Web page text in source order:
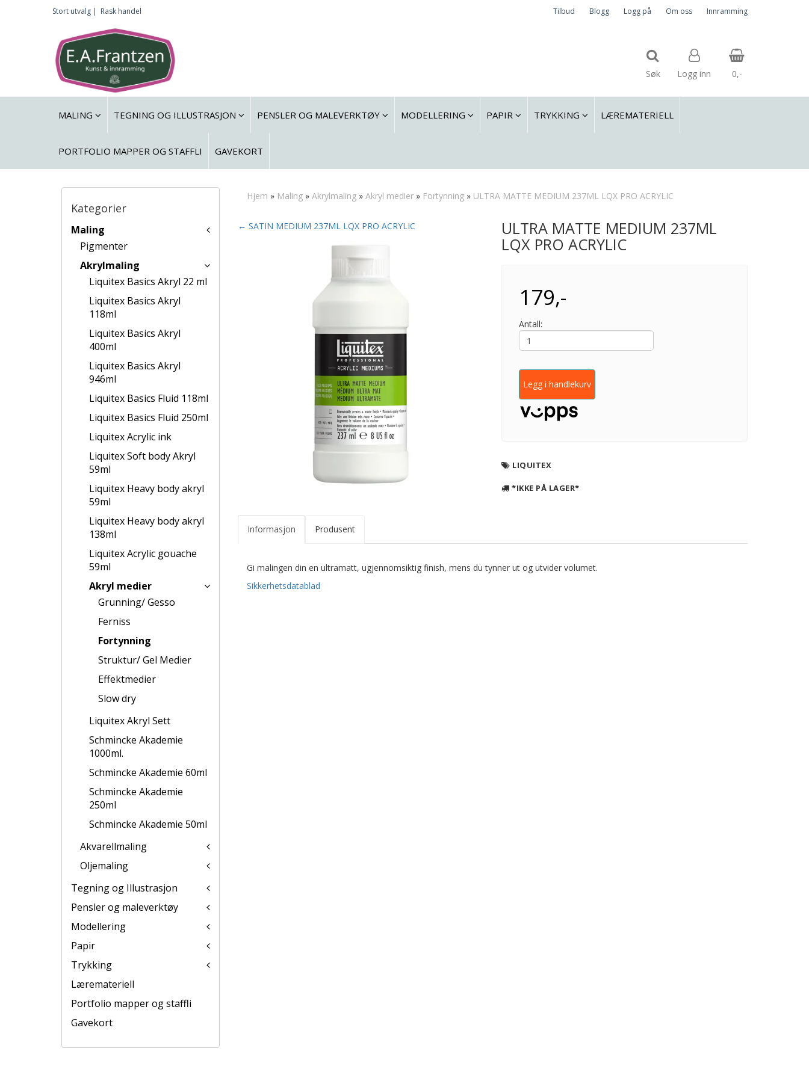
Stort utvalg | Rask handel Tilbud Blogg Logg på Om oss Innramming
Søk Logg inn 0,-
MALING TEGNING OG ILLUSTRASJON PENSLER OG MALEVERKTØY MODELLERING PAPIR TRYKKING LÆREMATERIELL
PORTFOLIO MAPPER OG STAFFLI GAVEKORT
Kategorier
Maling
Pigmenter
Akrylmaling
Liquitex Basics Akryl 22 ml
Liquitex Basics Akryl
118ml
Liquitex Basics Akryl
400ml
Liquitex Basics Akryl
946ml
Liquitex Basics Fluid 118ml
Liquitex Basics Fluid 250ml
Liquitex Acrylic ink
Liquitex Soft body Akryl
59ml
Liquitex Heavy body akryl
59ml
Liquitex Heavy body akryl
138ml
Liquitex Acrylic gouache
59ml
Akryl medier
Grunning/ Gesso
Ferniss
Fortynning
Struktur/ Gel Medier
Effektmedier
Slow dry
Liquitex Akryl Sett
Schmincke Akademie
1000ml.
Schmincke Akademie 60ml
Schmincke Akademie
250ml
Schmincke Akademie 50ml
Akvarellmaling
Oljemaling
Tegning og Illustrasjon
Pensler og maleverktøy
Modellering
Papir
Trykking
Læremateriell
Portfolio mapper og staffli
Gavekort
Hjem » Maling» Akrylmaling» Akryl medier» Fortynning» ULTRA MATTE MEDIUM 237ML LQX PRO ACRYLIC
← SATIN MEDIUM 237ML LQX PRO ACRYLIC ULTRA MATTE MEDIUM 237ML
LQX PRO ACRYLIC
179,-
Antall:
Legg i handlekurv
LIQUITEX
*IKKE PÅ LAGER*
Informasjon Produsent
Gi malingen din en ultramatt, ugjennomsiktig finish, mens du tynner ut og utvider volumet.
Sikkerhetsdatablad
Trykk ENTER for å søke